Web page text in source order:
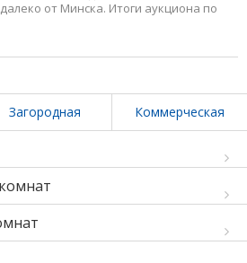
от Минска. Итоги аукциона по
Загородная Коммерческая